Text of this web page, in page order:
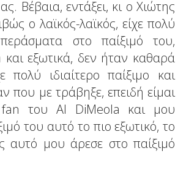
Βέβαια, εντάξει, κι ο Χιώτης
ο λαϊκός-λαϊκός, είχε πολύ
περάσματα στο παίξιμό του,
εξωτικά, δεν ήταν καθαρά
πολύ ιδιαίτερο παίξιμο και
που με τράβηξε, επειδή είμαι
fan του Al DiMeola και μου
του αυτό το πιο εξωτικό, το
αυτό μου άρεσε στο παίξιμό